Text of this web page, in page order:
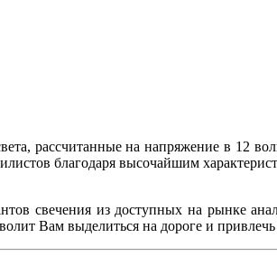
рассчитанные на напряжение в 12
благодаря высочайшим
свечения из доступных на рынке
Вам выделиться на дороге и